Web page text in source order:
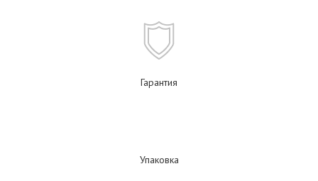
Гарантия
Упаковка